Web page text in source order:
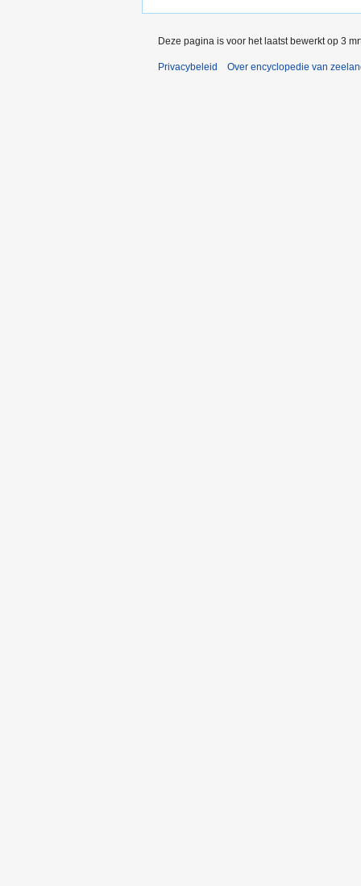
Deze pagina is voor het laatst bewerkt op 3
Privacybeleid Over encyclopedie van